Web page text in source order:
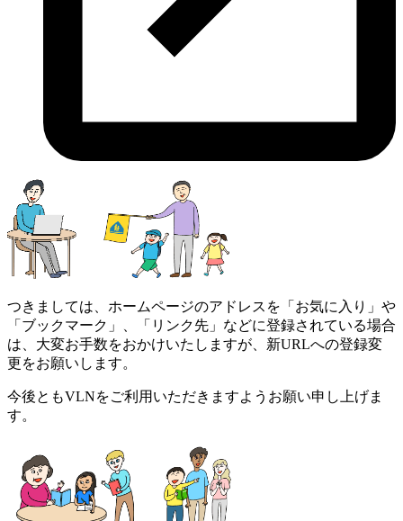
つきましては、ホームページのアドレスを「お気に入り」や
「ブックマーク」、「リンク先」などに登録されている場合
は、大変お手数をおかけいたしますが、新URLへの登録変
更をお願いします。
今後ともVLNをご利用いただきますようお願い申し上げま
す。